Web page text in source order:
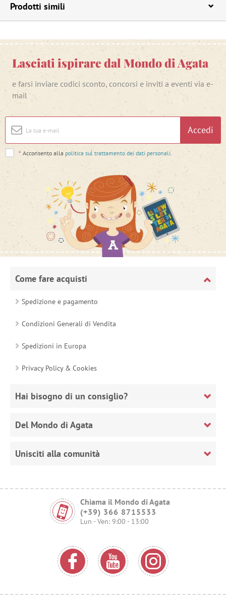
Prodotti simili
Lasciati ispirare dal Mondo di Agata
e farsi inviare codici sconto, concorsi e inviti a eventi via e-
mail
Accedi
* Acconsento alla politica sul trattamento dei dati personali.
Come fare acquisti
Spedizione e pagamento
Condizioni Generali di Vendita
Spedizioni in Europa
Privacy Policy & Cookies
Hai bisogno di un consiglio?
Del Mondo di Agata
Unisciti alla comunità
Chiama il Mondo di Agata
(+39) 366 8715533
Lun - Ven: 9:00 - 13:00